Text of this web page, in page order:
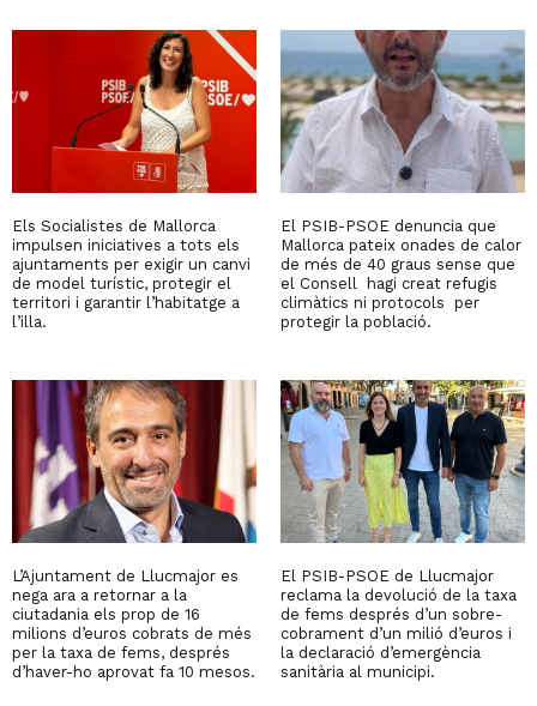
Els Socialistes de Mallorca
impulsen iniciatives a tots els
ajuntaments per exigir un canvi
de model turístic, protegir el
territori i garantir l’habitatge a
l’illa.
El PSIB-PSOE denuncia que
Mallorca pateix onades de calor
de més de 40 graus sense que
el Consell hagi creat refugis
climàtics ni protocols per
protegir la població.
L’Ajuntament de Llucmajor es
nega ara a retornar a la
ciutadania els prop de 16
milions d’euros cobrats de més
per la taxa de fems, després
d’haver-ho aprovat fa 10 mesos.
El PSIB-PSOE de Llucmajor
reclama la devolució de la taxa
de fems després d’un sobre-
cobrament d’un milió d’euros i
la declaració d’emergència
sanitària al municipi.